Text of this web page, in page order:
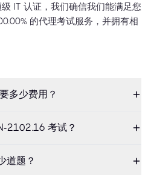
IT 认证，我们确信我们能满足您
的代理考试服务，并拥有相
多少费用？
2102.16 考试？
道题？